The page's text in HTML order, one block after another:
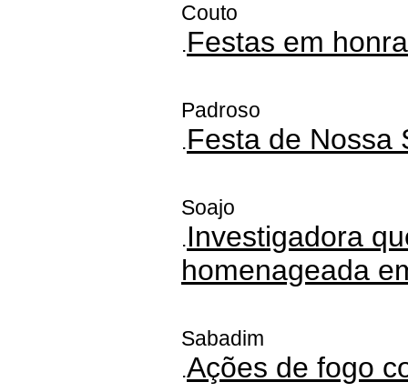
Couto
.Festas em
Padroso
.Festa de Nossa
Soajo
.Investigadora
homenageada
Sabadim
.Ações de fogo